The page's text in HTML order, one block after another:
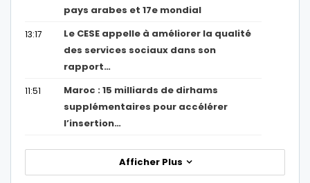
pays arabes et 17e mondial
13:17
Le CESE appelle à améliorer la qualité
des services sociaux dans son
rapport…
11:51
Maroc : 15 milliards de dirhams
supplémentaires pour accélérer
l’insertion…
Afficher Plus